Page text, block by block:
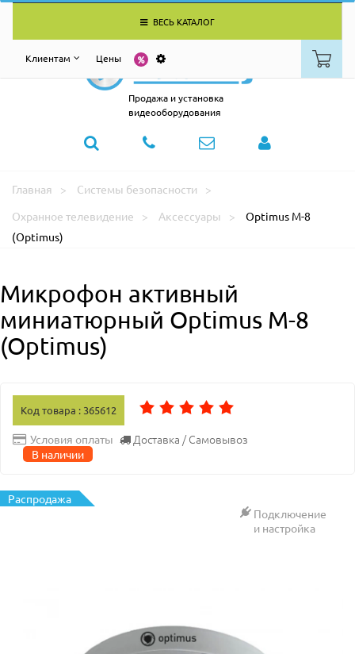
ВЕСЬ КАТАЛОГ
Клиентам Цены
Продажа и установка
видеооборудования
Главная
Системы безопасности
Охранное телевидение
Аксессуары
Optimus M-8
(Optimus)
Микрофон активный
миниатюрный Optimus M-8
(Optimus)
Код товара : 365612
Условия оплаты Доставка / Самовывоз
В наличии
Распродажа
Подключение
и настройка